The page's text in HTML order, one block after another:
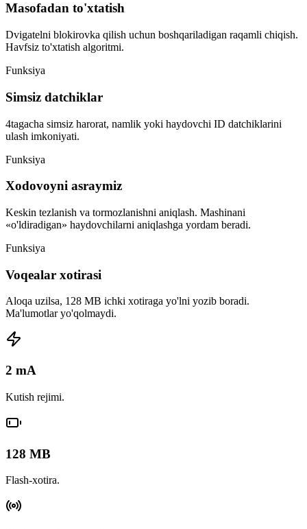
Masofadan to'xtatish
Dvigatelni blokirovka qilish uchun boshqariladigan raqamli chiqish.
Havfsiz to'xtatish algoritmi.
Funksiya
Simsiz datchiklar
4tagacha simsiz harorat, namlik yoki haydovchi ID datchiklarini
ulash imkoniyati.
Funksiya
Xodovoyni asraymiz
Keskin tezlanish va tormozlanishni aniqlash. Mashinani
«o'ldiradigan» haydovchilarni aniqlashga yordam beradi.
Funksiya
Voqealar xotirasi
Aloqa uzilsa, 128 MB ichki xotiraga yo'lni yozib boradi.
Ma'lumotlar yo'qolmaydi.
2 mA
Kutish rejimi.
128 MB
Flash-xotira.